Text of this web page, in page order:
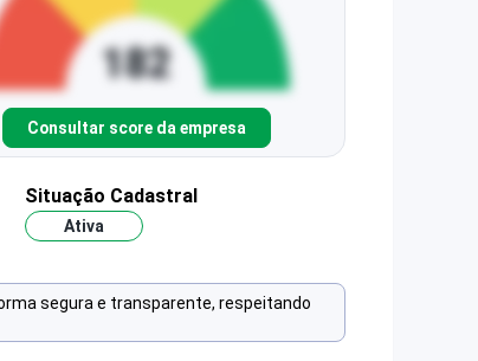
Consultar score da empresa
Situação Cadastral
Ativa
segura e transparente, respeitando